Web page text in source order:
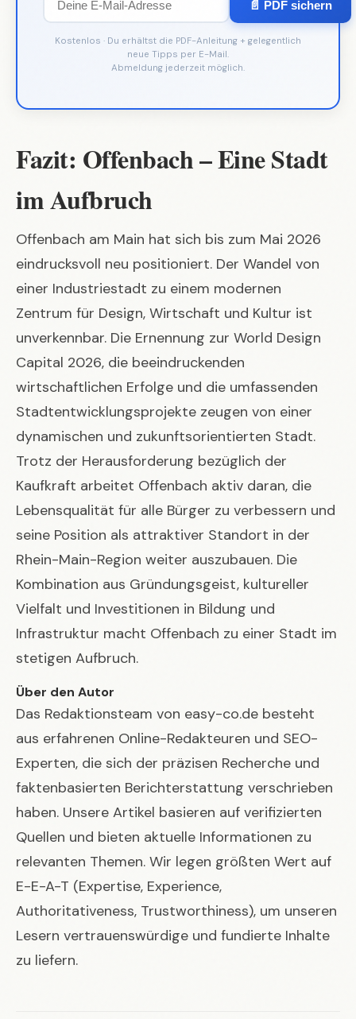
📄 PDF sichern
Kostenlos · Du erhältst die PDF-Anleitung + gelegentlich
neue Tipps per E-Mail.
Abmeldung jederzeit möglich.
Fazit: Offenbach – Eine Stadt
im Aufbruch
Offenbach am Main hat sich bis zum Mai 2026
eindrucksvoll neu positioniert. Der Wandel von
einer Industriestadt zu einem modernen
Zentrum für Design, Wirtschaft und Kultur ist
unverkennbar. Die Ernennung zur World Design
Capital 2026, die beeindruckenden
wirtschaftlichen Erfolge und die umfassenden
Stadtentwicklungsprojekte zeugen von einer
dynamischen und zukunftsorientierten Stadt.
Trotz der Herausforderung bezüglich der
Kaufkraft arbeitet Offenbach aktiv daran, die
Lebensqualität für alle Bürger zu verbessern und
seine Position als attraktiver Standort in der
Rhein-Main-Region weiter auszubauen. Die
Kombination aus Gründungsgeist, kultureller
Vielfalt und Investitionen in Bildung und
Infrastruktur macht Offenbach zu einer Stadt im
stetigen Aufbruch.
Über den Autor
Das Redaktionsteam von easy-co.de besteht
aus erfahrenen Online-Redakteuren und SEO-
Experten, die sich der präzisen Recherche und
faktenbasierten Berichterstattung verschrieben
haben. Unsere Artikel basieren auf verifizierten
Quellen und bieten aktuelle Informationen zu
relevanten Themen. Wir legen größten Wert auf
E-E-A-T (Expertise, Experience,
Authoritativeness, Trustworthiness), um unseren
Lesern vertrauenswürdige und fundierte Inhalte
zu liefern.